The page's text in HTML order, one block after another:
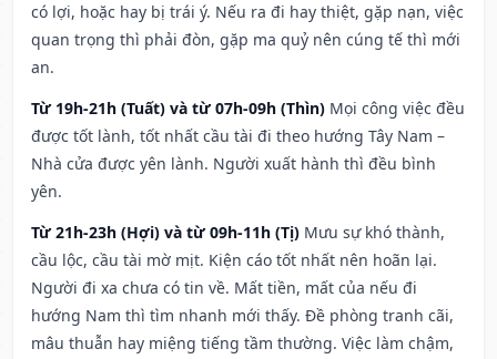
có lợi, hoặc hay bị trái ý. Nếu ra đi hay thiệt, gặp nạn, việc
quan trọng thì phải đòn, gặp ma quỷ nên cúng tế thì mới
an.
Từ 19h-21h (Tuất) và từ 07h-09h (Thìn) Mọi công việc đều
được tốt lành, tốt nhất cầu tài đi theo hướng Tây Nam –
Nhà cửa được yên lành. Người xuất hành thì đều bình
yên.
Từ 21h-23h (Hợi) và từ 09h-11h (Tị) Mưu sự khó thành,
cầu lộc, cầu tài mờ mịt. Kiện cáo tốt nhất nên hoãn lại.
Người đi xa chưa có tin về. Mất tiền, mất của nếu đi
hướng Nam thì tìm nhanh mới thấy. Đề phòng tranh cãi,
mâu thuẫn hay miệng tiếng tầm thường. Việc làm chậm,